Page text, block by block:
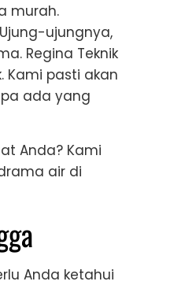
murah.
ujungnya,
Regina Teknik
Kami pasti akan
ada yang
Anda? Kami
air di
Anda ketahui